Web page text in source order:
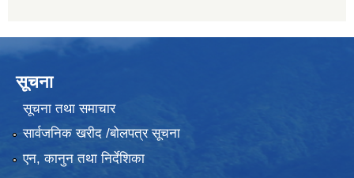
सूचना
सूचना तथा समाचार
सार्वजनिक खरीद /बोलपत्र सूचना
एन, कानुन तथा निर्देशिका